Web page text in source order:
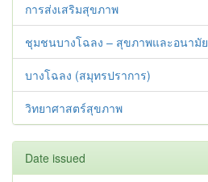
การส่งเสริมสุขภาพ
ชุมชนบางโฉลง – สุขภาพและอนามัย
บางโฉลง (สมุทรปราการ)
วิทยาศาสตร์สุขภาพ
Date issued